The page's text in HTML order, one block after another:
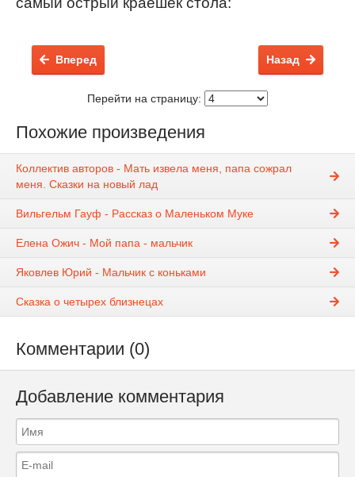
Назад
Вперед
Перейти на страницу:
Похожие произведения
Коллектив авторов - Мать извела меня, папа сожрал
меня. Сказки на новый лад
Вильгельм Гауф - Рассказ о Маленьком Муке
Елена Ожич - Мой папа - мальчик
Яковлев Юрий - Мальчик с коньками
Сказка о четырех близнецах
Комментарии (0)
Добавление комментария